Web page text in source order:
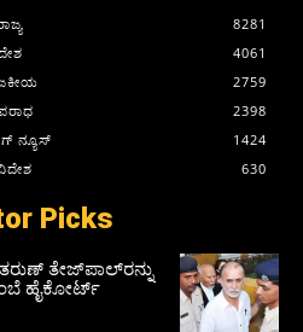
8281
4061
2759
2398
ನ್ಯೂಸ್
1424
630
Picks
ತೇಜ್‌ಪಾಲ್‌ರನ್ನು
ಹೈಕೋರ್ಟ್